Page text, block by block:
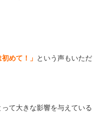
めて！」 という声もいただ
て大きな影響を与えている